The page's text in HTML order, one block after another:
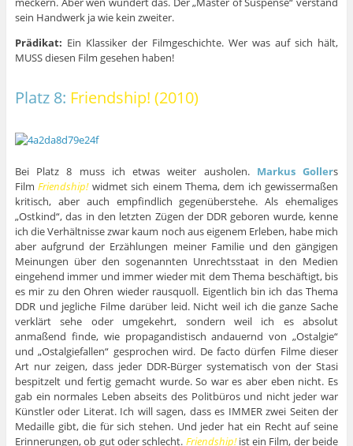
sein Handwerk ja wie kein zweiter.
Prädikat: Ein Klassiker der Filmgeschichte. Wer was auf sich hält,
MUSS diesen Film gesehen haben!
Platz 8: Friendship! (2010)
Bei Platz 8 muss ich etwas weiter ausholen. Markus Gollers
FilmFriendship!widmet sich einem Thema, dem ich gewissermaßen
kritisch, aber auch empfindlich gegenüberstehe. Als ehemaliges
„Ostkind“, das in den letzten Zügen der DDR geboren wurde, kenne
ich die Verhältnisse zwar kaum noch aus eigenem Erleben, habe mich
aber aufgrund der Erzählungen meiner Familie und den gängigen
Meinungen über den sogenannten Unrechtsstaat in den Medien
eingehend immer und immer wieder mit dem Thema beschäftigt, bis
es mir zu den Ohren wieder rausquoll. Eigentlich bin ich das Thema
DDR und jegliche Filme darüber leid. Nicht weil ich die ganze Sache
verklärt sehe oder umgekehrt, sondern weil ich es absolut
anmaßend finde, wie propagandistisch andauernd von „Ostalgie“
und „Ostalgiefallen“ gesprochen wird. De facto dürfen Filme dieser
Art nur zeigen, dass jeder DDR-Bürger systematisch von der Stasi
bespitzelt und fertig gemacht wurde. So war es aber eben nicht. Es
gab ein normales Leben abseits des Politbüros und nicht jeder war
Künstler oder Literat. Ich will sagen, dass es IMMER zwei Seiten der
Medaille gibt, die für sich stehen. Und jeder hat ein Recht auf seine
Erinnerungen, ob gut oder schlecht. Friendship!ist ein Film, der beide